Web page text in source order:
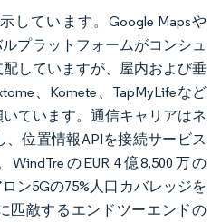
しています。Google Mapsや
プラットフォームがコンシュ
していますが、屋内および垂
、Komete、TapMyLifeなど
ています。通信キャリアはネ
位置情報APIを接続サービス
のEUR 4億8,500万の
ン5Gの75%人口カバレッジを
匹敵するエンドツーエンドの